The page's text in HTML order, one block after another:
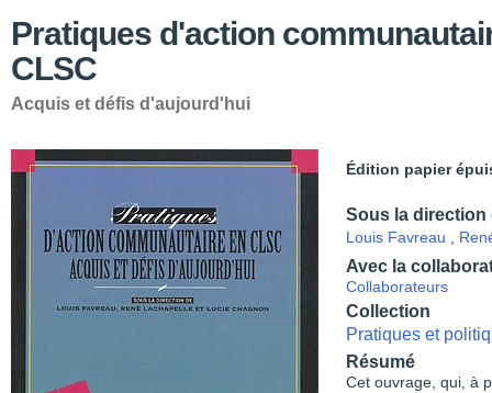
Pratiques d'action
CLSC
Acquis et défis d'aujourd'hui
Édition papier
Sous la direction
Louis Favreau
Avec la
Collaborateurs
Collection
Pratiques et
Résumé
Cet ouvrage, qui, à